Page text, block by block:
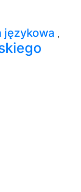
językowa ,